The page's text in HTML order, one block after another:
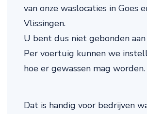
van onze waslocaties in Goes
Vlissingen.
U bent dus niet gebonden
Per voertuig kunnen we
hoe er gewassen mag worden.
Dat is handig voor bedrijven